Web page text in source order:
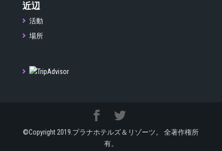
近辺
活動
場所
©Copyright 2019.プラナホテルズ＆リゾーツ。 全著作権所
有。